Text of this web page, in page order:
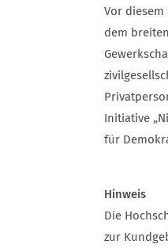
Vor
dem
Initiative
für
Hinweis
Die
zur